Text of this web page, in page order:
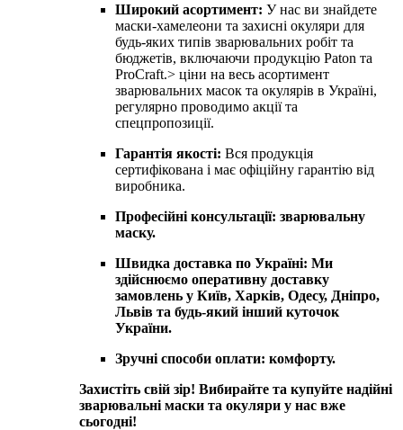
Широкий асортимент: У нас ви знайдете
маски-хамелеони та захисні окуляри для
будь-яких типів зварювальних робіт та
бюджетів, включаючи продукцію Paton та
ProCraft.> ціни на весь асортимент
зварювальних масок та окулярів в Україні,
регулярно проводимо акції та
спецпропозиції.
Гарантія якості: Вся продукція
сертифікована і має офіційну гарантію від
виробника.
Професійні консультації: зварювальну
маску.
Швидка доставка по Україні: Ми
здійснюємо оперативну доставку
замовлень у Київ, Харків, Одесу, Дніпро,
Львів та будь-який інший куточок
України.
Зручні способи оплати: комфорту.
Захистіть свій зір! Вибирайте та купуйте надійні
зварювальні маски та окуляри у нас вже
сьогодні!